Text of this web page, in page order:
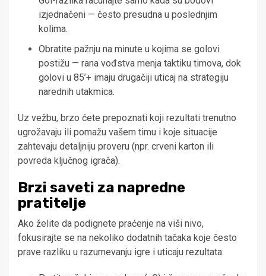
izjednačeni — često presudna u poslednjim
kolima.
Obratite pažnju na minute u kojima se golovi
postižu — rana vođstva menja taktiku timova, dok
golovi u 85’+ imaju drugačiji uticaj na strategiju
narednih utakmica.
Uz vežbu, brzo ćete prepoznati koji rezultati trenutno
ugrožavaju ili pomažu vašem timu i koje situacije
zahtevaju detaljniju proveru (npr. crveni karton ili
povreda ključnog igrača).
Brzi saveti za napredne
pratitelje
Ako želite da podignete praćenje na viši nivo,
fokusirajte se na nekoliko dodatnih tačaka koje često
prave razliku u razumevanju igre i uticaju rezultata: